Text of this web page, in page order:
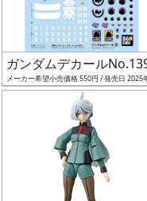
ー
ズ・
タ
ガンダムデカール
メーカー希望小売価格 550円 / 発売日 2025